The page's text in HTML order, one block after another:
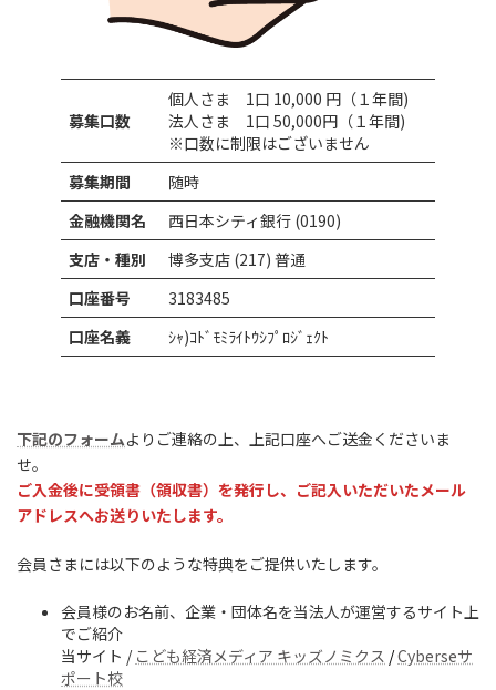
募集口数
個人さま 1口 10,000 円（１年間)
法人さま 1口 50,000円（１年間)
※口数に制限はございません
募集期間
随時
金融機関名
西日本シティ銀行 (0190)
支店・種別
博多支店 (217) 普通
口座番号
3183485
口座名義
ｼｬ)ｺﾄﾞﾓﾐﾗｲﾄｳｼﾌﾟﾛｼﾞｪｸﾄ
下記のフォームよりご連絡の上、上記口座へご送金くださいま
せ。
ご入金後に受領書（領収書）を発行し、ご記入いただいたメール
アドレスへお送りいたします。
会員さまには以下のような特典をご提供いたします。
会員様のお名前、企業・団体名を当法人が運営するサイト上
でご紹介
当サイト / こども経済メディア キッズノミクス /Cyberseサ
ポート校